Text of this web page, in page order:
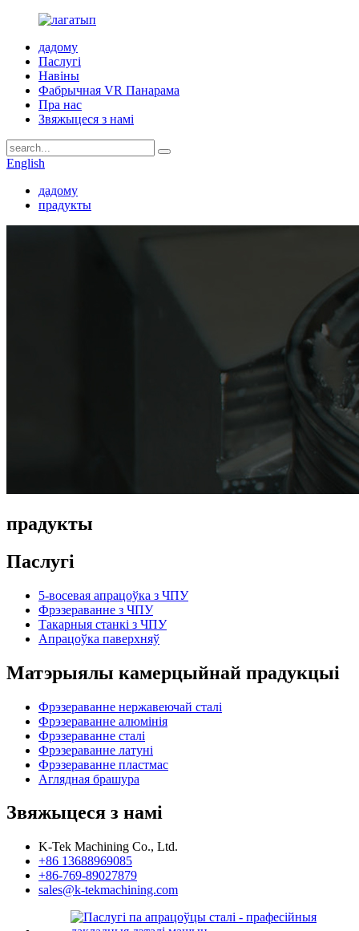
дадому
Паслугі
Навіны
Фабрычная VR Панарама
Пра нас
Звяжыцеся з намі
English
дадому
прадукты
прадукты
Паслугі
5-восевая апрацоўка з ЧПУ
Фрэзераванне з ЧПУ
Такарныя станкі з ЧПУ
Апрацоўка паверхняў
Матэрыялы камерцыйнай прадукцыі
Фрэзераванне нержавеючай сталі
Фрэзераванне алюмінія
Фрэзераванне сталі
Фрэзераванне латуні
Фрэзераванне пластмас
Аглядная брашура
Звяжыцеся з намі
K-Tek Machining Co., Ltd.
+86 13688969085
+86-769-89027879
sales@k-tekmachining.com